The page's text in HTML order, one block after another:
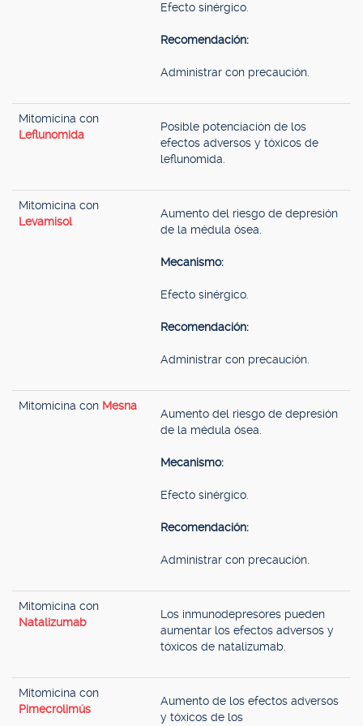
Efecto sinérgico.
Recomendación:
Administrar con precaución.
Mitomicina con
Leflunomida
Posible potenciación de los
efectos adversos y tóxicos de
leflunomida.
Mitomicina con
Levamisol
Aumento del riesgo de depresión
de la médula ósea.
Mecanismo:
Efecto sinérgico.
Recomendación:
Administrar con precaución.
Mitomicina con Mesna
Aumento del riesgo de depresión
de la médula ósea.
Mecanismo:
Efecto sinérgico.
Recomendación:
Administrar con precaución.
Mitomicina con
Natalizumab
Los inmunodepresores pueden
aumentar los efectos adversos y
tóxicos de natalizumab.
Mitomicina con
Pimecrolimús
Aumento de los efectos adversos
y tóxicos de los